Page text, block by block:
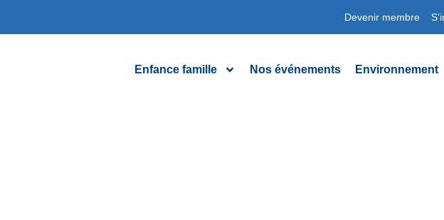
Devenir membre
Enfance famille Nos événements Environnement